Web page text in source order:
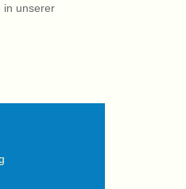
in unserer